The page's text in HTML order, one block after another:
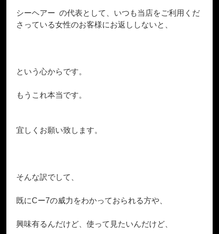
シーヘアー の代表として、いつも当店をご利用くだ
さっている女性のお客様にお返ししないと、
という心からです。
もうこれ本当です。
宜しくお願い致します。
そんな訳でして、
既にCー7の威力をわかっておられる方や、
興味有るんだけど、使って見たいんだけど、